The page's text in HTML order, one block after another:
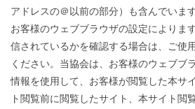
アドレスの＠以前の部分）も含んでいま
お客様のウェブブラウザの設定によりま
信されているかを確認する場合は、ご使
ください。当協会は、お客様のウェブブ
情報を使用して、お客様が閲覧した本サ
ト閲覧前に閲覧したサイト、本サイト閲